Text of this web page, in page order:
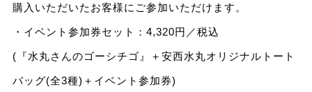
購入いただいたお客様にご参加いただけます。
・イベント参加券セット：4,320円／税込
(『水丸さんのゴーシチゴ』＋安西水丸オリジナルトート
バッグ(全3種)＋イベント参加券)